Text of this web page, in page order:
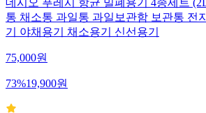
데시오 푸레시 항균 밀폐용기 4종세트
통 채소통 과일통 과일보관함 보관통 전
기 야채용기 채소용기 신선용기
75,000원
73%19,900원